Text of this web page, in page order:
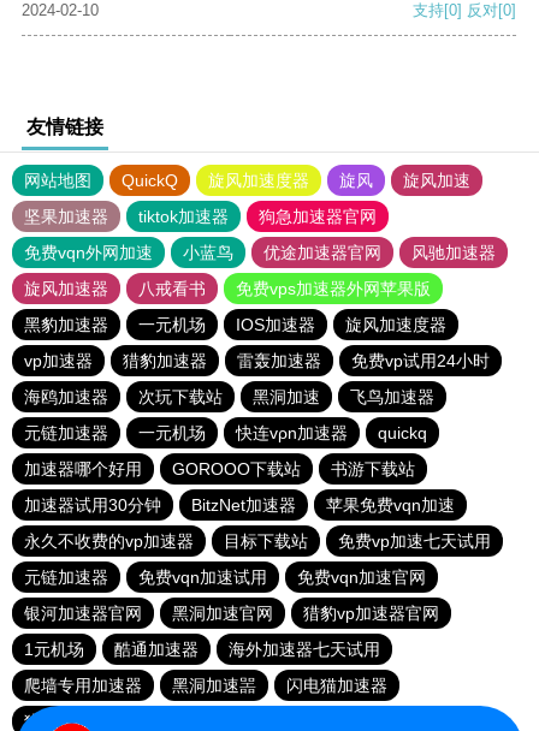
2024-02-10 支持[0] 反对[0]
友情链接
网站地图 QuickQ 旋风加速度器 旋风
旋风加速
坚果加速器
tiktok加速器
狗急加速器官网
免费vqn外网加速
小蓝鸟 优途加速器官网
风驰加速器
旋风加速器
八戒看书
免费vps加速器外网苹果版
黑豹加速器
一元机场 IOS加速器
旋风加速度器
vp加速器
猎豹加速器 雷轰加速器
免费vp试用24小时
海鸥加速器
次玩下载站 黑洞加速
飞鸟加速器
元链加速器
一元机场 快连vρn加速器
quickq
加速器哪个好用
GOROOO下载站
书游下载站
加速器试用30分钟
BitzNet加速器
苹果免费vqn加速
永久不收费的vp加速器
目标下载站
免费vp加速七天试用
元链加速器
免费vqn加速试用
免费vqn加速官网
银河加速器官网
黑洞加速官网
猎豹vp加速器官网
1元机场
酷通加速器
海外加速器七天试用
爬墙专用加速器
黑洞加速噐
闪电猫加速器
猎豹加速器官网